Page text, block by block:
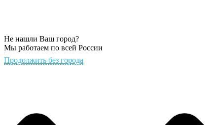
Не нашли Ваш город?
Мы работаем по всей России
Продолжить без города